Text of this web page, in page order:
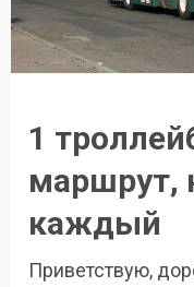
1
маршрут,
каждый
Приветствую,